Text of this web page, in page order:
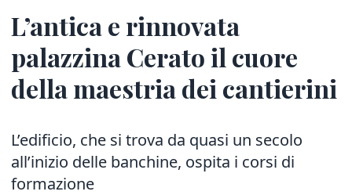
L’antica e rinnovata
palazzina Cerato il cuore
della maestria dei cantierini
L’edificio, che si trova da quasi un secolo
all’inizio delle banchine, ospita i corsi di
formazione